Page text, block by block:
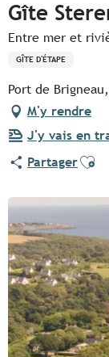
Gîte
Entre mer et
GÎTE D'ÉTAPE
Port de
M'y rendre
J'y vais en
Partager